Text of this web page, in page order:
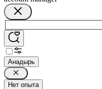
Анадырь
Нет опыта